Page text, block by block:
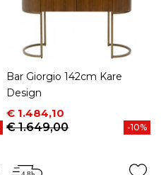
Bar Giorgio 142cm Kare
Design
Prijs
€ 1.484,10
Normale prijs
€ 1.649,00
-10%